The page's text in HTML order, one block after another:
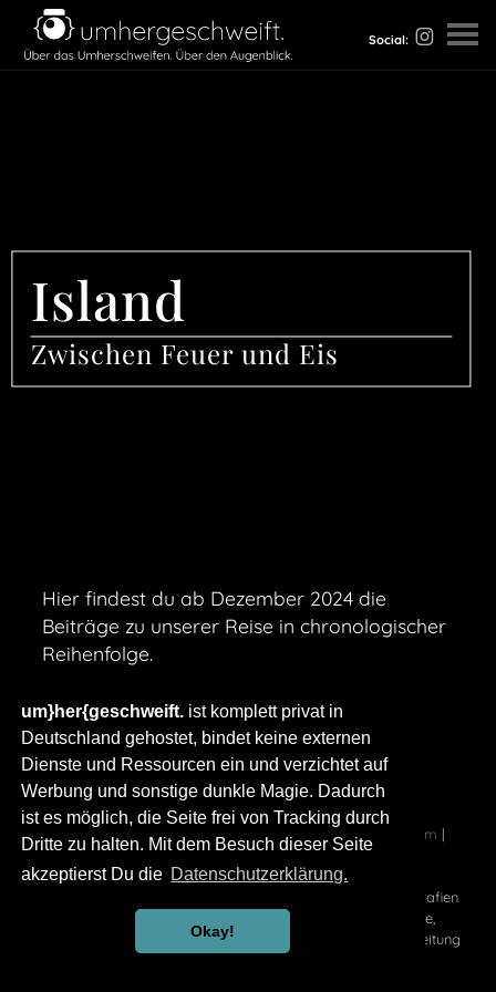
um}her{geschweift. ist komplett privat in
Deutschland gehostet, bindet keine externen
Dienste und Ressourcen ein und verzichtet auf
Werbung und sonstige dunkle Magie. Dadurch
ist es möglich, die Seite frei von Tracking durch
Dritte zu halten. Mit dem Besuch dieser Seite
akzeptierst Du die Datenschutzerklärung.
Okay!
Social:
Island
Zwischen Feuer und Eis
Hier findest du ab Dezember 2024 die
Beiträge zu unserer Reise in chronologischer
Reihenfolge.
um}her{geschweift. ist ein privates Blogprojekt. Impressum |
Datenschutz
© Copyright 2023 – Alle Inhalte, insbesondere Texte, Fotografien
und Grafiken sind urheberrechtlich geschützt. Alle Rechte,
einschließlich der Vervielfältigung, Veröffentlichung, Bearbeitung